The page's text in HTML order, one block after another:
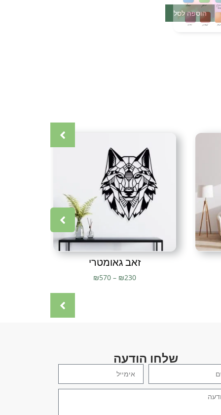
ודיבלים אותם אנחנו נספק לכם לצורך ההתקנה.
מצפון ועד דרום (אין משלוחים לאילת)
אומנות מתכת, אומנות קיר
תמונות דקורטיבי,דקורציה
יצירות יוקרה,יצירות מברזל,יצירות מיוחדות
לחדר ילדים,לחדר שינה
מרוצים מאגר עיצובים,מבחר עיצובים
מתנה לחג מתנה מיוחדת,מתנה מרשימה ,מתנת יום הולדת
,עולם העיצובים עולם חי,עיצוב,עיצוב בית, עיצוב חלל
מודרני עיצוב קיר,עיצובי יוקרה ,עיצובי מתכת ודקורציה
לילדה עיצובים מופשטים ,פרזול פרפר
, צבע אבקה ציורים יפים ציפור,ציפורים
מעופפות בשמים קישוט לבית,קישוט לתלייה על
,תמונה תמונה בסגנון מודרני,תמונה יפה,תמונה מברזל
יוקרה, תמונות יפות,תמונות לבית,תמונות לחדר שינה,תמונות
מתכת, תמונות מתכת לחדר שינה,תמונות מתכת לסלון ,תמונות
מתכת חיתוך בלייזר
הוספה לסל
זאב גאומטרי
₪230
–
₪570
שלחו הודעה